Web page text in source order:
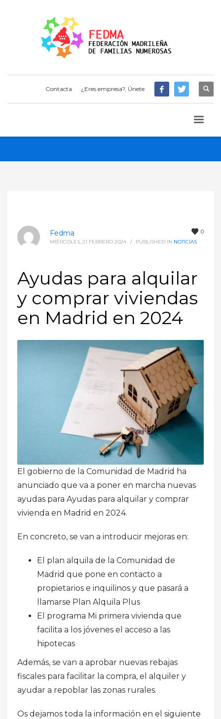
Contacta ¿Eres empresa?, Únete
0
Fedma
MIÉRCOLES, 21 FEBRERO 2024 / PUBLISHED IN NOTICIAS
Ayudas para alquilar
y comprar viviendas
en Madrid en 2024
El gobierno de la Comunidad de Madrid ha
anunciado que va a poner en marcha nuevas
ayudas para Ayudas para alquilar y comprar
vivienda en Madrid en 2024.
En concreto, se van a introducir mejoras en:
El plan alquila de la Comunidad de
Madrid que pone en contacto a
propietarios e inquilinos y que pasará a
llamarse Plan Alquila Plus
El programa Mi primera vivienda que
facilita a los jóvenes el acceso a las
hipotecas
Además, se van a aprobar nuevas rebajas
fiscales para facilitar la compra, el alquiler y
ayudar a repoblar las zonas rurales.
Os dejamos toda la información en el siguiente